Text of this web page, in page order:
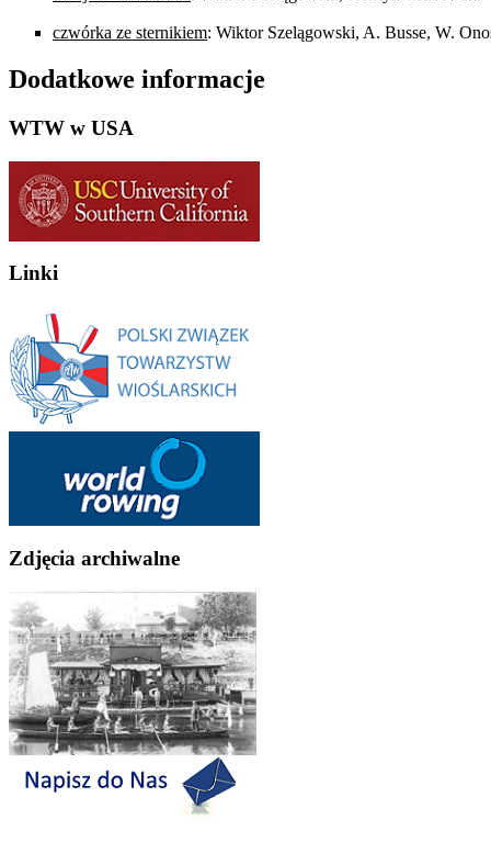
czwórka ze sternikiem: Wiktor Szelągowski, A. Busse, W.
Dodatkowe informacje
WTW w USA
Linki
Zdjęcia archiwalne